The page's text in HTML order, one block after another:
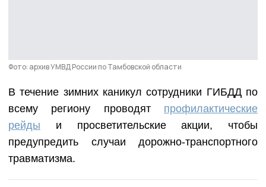
Фото: архив УМВД России по Тамбовской области
В течение зимних каникул сотрудники ГИБДД по
всему региону проводят профилактические
рейды и просветительские акции, чтобы
предупредить случаи дорожно-транспортного
травматизма.